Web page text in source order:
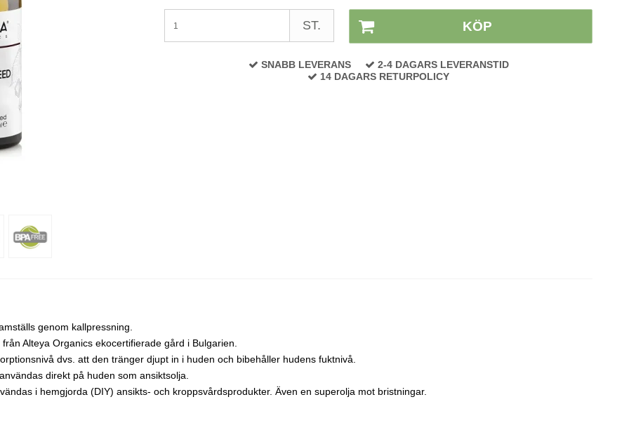
ST. KÖP
SNABB LEVERANS
2-4 DAGARS LEVERANSTID
14 DAGARS RETURPOLICY
genom kallpressning.
Alteya Organics ekocertifierade gård i Bulgarien.
dvs. att den tränger djupt in i huden och bibehåller hudens fuktnivå.
direkt på huden som ansiktsolja.
i hemgjorda (DIY) ansikts- och kroppsvårdsprodukter. Även en superolja mot bristningar.